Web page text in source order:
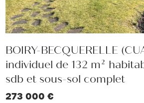
BOIRY-BECQUERELLE
individuel de 132 m²
sdb et sous-sol complet
273 000 €